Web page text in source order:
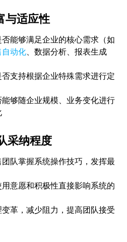
与适应性
能够满足企业的核心需求（如
自动化、数据分析、报表生成
支持根据企业特殊需求进行定
够随企业规模、业务变化进行
采纳程度
队掌握系统操作技巧，发挥最
意愿和积极性直接影响系统的
革，减少阻力，提高团队接受